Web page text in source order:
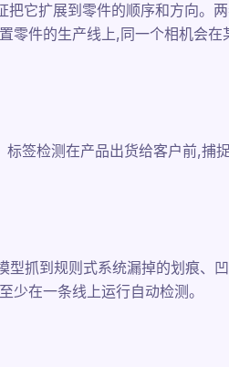
它扩展到零件的顺序和方向。
零件的生产线上,同一个相机会在
签检测在产品出货给客户前,捕
抓到规则式系统漏掉的划痕、凹
少在一条线上运行自动检测。